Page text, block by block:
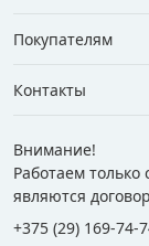
Покупателям
Контакты
Внимание!
Работаем
являются
+375 (29) 169-74-